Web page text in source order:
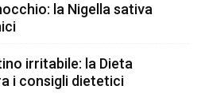
la Nigella sativa
irritabile: la Dieta
i consigli dietetici